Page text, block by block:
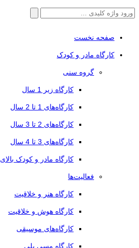
جستجو
صفحه نخست
کارگاه مادر و کودک
گروه سنی
کارگاه زیر 1 سال
کارگاه‌های 1 تا 2 سال
کارگاه‌های 2 تا 3 سال
کارگاه‌های 3 تا 4 سال
کارگاه مادر و کودک بالای 4 سال
فعالیت‌ها
کارگاه هنر و خلاقیت
کارگاه هوش و خلاقیت
کارگاه‌های موسیقی
کارگاه مسی پلی